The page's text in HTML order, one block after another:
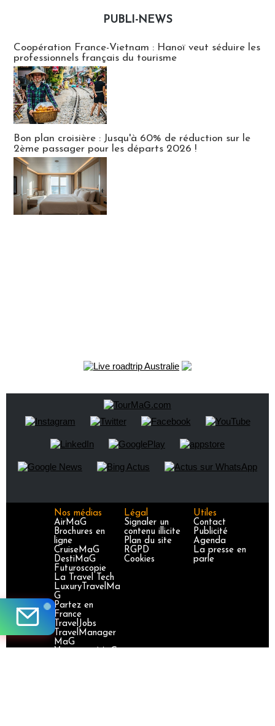
PUBLI-NEWS
Coopération France-Vietnam : Hanoï veut séduire les
professionnels français du tourisme
Bon plan croisière : Jusqu'à 60% de réduction sur le
2ème passager pour les départs 2026 !
Nos médias
AirMaG
Brochures en
ligne
CruiseMaG
DestiMaG
Futuroscopie
La Travel Tech
LuxuryTravelMa
G
Partez en
France
TravelJobs
TravelManager
MaG
Légal
Signaler un
contenu illicite
Plan du site
RGPD
Cookies
Utiles
Contact
Publicité
Agenda
La presse en
parle